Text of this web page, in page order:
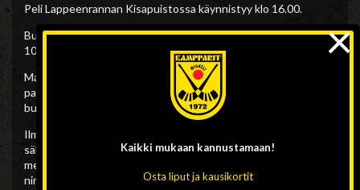
Peli Lappeenrannan Kisapuistossa käynnistyy klo 16.00.
Bussimatkan hinta on 20 €/hlö, eläkeläiset ja juniorit alle 16v
10€/hlö.
Maksu joko Mobile Pay:llä 50511, Mikkelin Kampparit ry:n
pankkitilille FI64 5271 0420 0569 06 tai käteisellä tasarahalla
bussiin noustessa.
Ilmoittautumiset WhatsApp-viestillä 0440 755207 tai
sähköpostilla
totti.raittila@icloud.comto 23.2. klo 10.00
mennessä. Sitovaan ilmoittautumiseen lähtijän/lähtijöiden
nimet ja puhelinnumero, mikäli ilmoittaudut sähköpostilla.
Kaikki mukaan kannustamaan!
Osta liput ja kausikortit
×